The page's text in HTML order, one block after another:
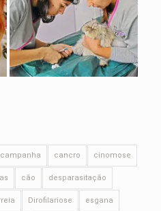
campanha cancro cinomose
cão desparasitação
Dirofilariose esgana